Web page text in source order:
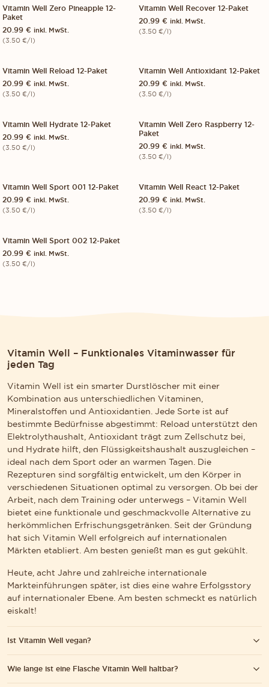
12-PACK VITAMIN WELL
Vitamin Well Zero Pineapple 12-
Paket
20.99 € inkl. MwSt.
(3.50 €/l)
12-PACK VITAMIN WELL
Vitamin Well Recover 12-Paket
20.99 € inkl. MwSt.
(3.50 €/l)
12-PACK VITAMIN WELL
Vitamin Well Reload 12-Paket
20.99 € inkl. MwSt.
(3.50 €/l)
12-PACK VITAMIN WELL
Vitamin Well Antioxidant 12-Paket
20.99 € inkl. MwSt.
(3.50 €/l)
12-PACK VITAMIN WELL
Vitamin Well Hydrate 12-Paket
20.99 € inkl. MwSt.
(3.50 €/l)
12-PACK VITAMIN WELL
Vitamin Well Zero Raspberry 12-
Paket
20.99 € inkl. MwSt.
(3.50 €/l)
12-PACK VITAMIN WELL
Vitamin Well Sport 001 12-Paket
20.99 € inkl. MwSt.
(3.50 €/l)
12-PACK SOLD OUT
VITAMIN WELL
Vitamin Well React 12-Paket
20.99 € inkl. MwSt.
(3.50 €/l)
12-PACK SOLD OUT
VITAMIN WELL
Vitamin Well Sport 002 12-Paket
20.99 € inkl. MwSt.
(3.50 €/l)
Vitamin Well – Funktionales Vitaminwasser für
jeden Tag
Vitamin Well ist ein smarter Durstlöscher mit einer
Kombination aus unterschiedlichen Vitaminen,
Mineralstoffen und Antioxidantien. Jede Sorte ist auf
bestimmte Bedürfnisse abgestimmt: Reload unterstützt den
Elektrolythaushalt, Antioxidant trägt zum Zellschutz bei,
und Hydrate hilft, den Flüssigkeitshaushalt auszugleichen –
ideal nach dem Sport oder an warmen Tagen. Die
Rezepturen sind sorgfältig entwickelt, um den Körper in
verschiedenen Situationen optimal zu versorgen. Ob bei der
Arbeit, nach dem Training oder unterwegs – Vitamin Well
bietet eine funktionale und geschmackvolle Alternative zu
herkömmlichen Erfrischungsgetränken. Seit der Gründung
hat sich Vitamin Well erfolgreich auf internationalen
Märkten etabliert. Am besten genießt man es gut gekühlt.
Heute, acht Jahre und zahlreiche internationale
Markteinführungen später, ist dies eine wahre Erfolgsstory
auf internationaler Ebene. Am besten schmeckt es natürlich
eiskalt!
Ist Vitamin Well vegan?
Alle unsere Geschmacksrichtungen ohne Vitamin D sind
vegan. Detaillierte Nährwertangaben findest du auf den
Wie lange ist eine Flasche Vitamin Well haltbar?